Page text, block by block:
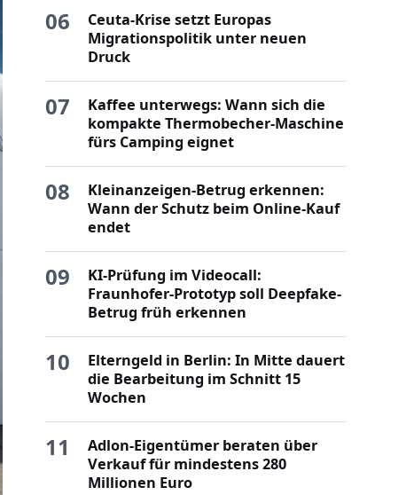
06
Ceuta-Krise setzt Europas
Migrationspolitik unter neuen
Druck
07
Kaffee unterwegs: Wann sich die
kompakte Thermobecher-Maschine
fürs Camping eignet
08
Kleinanzeigen-Betrug erkennen:
Wann der Schutz beim Online-Kauf
endet
09
KI-Prüfung im Videocall:
Fraunhofer-Prototyp soll Deepfake-
Betrug früh erkennen
10
Elterngeld in Berlin: In Mitte dauert
die Bearbeitung im Schnitt 15
Wochen
11
Adlon-Eigentümer beraten über
Verkauf für mindestens 280
Millionen Euro